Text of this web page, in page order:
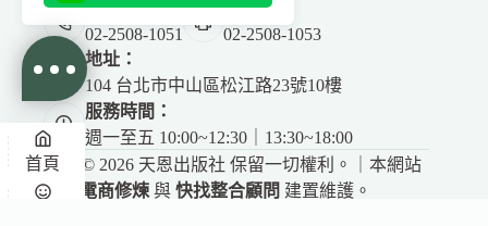
電話：
02-2508-1051
傳真：
02-2508-1053
地址：
104 台北市中山區松江路23號10樓
服務時間：
週一至五 10:00~12:30｜13:30~18:00
Copyright © 2026 天恩出版社 保留一切權利。｜本網站
電商修煉 與快找整合顧問 建置維護。
首頁